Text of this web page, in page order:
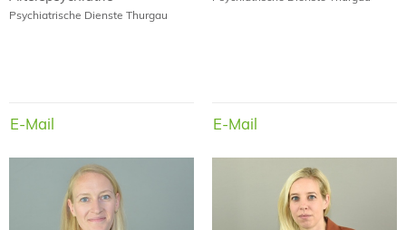
Psychiatrische Dienste Thurgau
E-Mail E-Mail
Ariane Hensler-Joos Dorothee Mutschler